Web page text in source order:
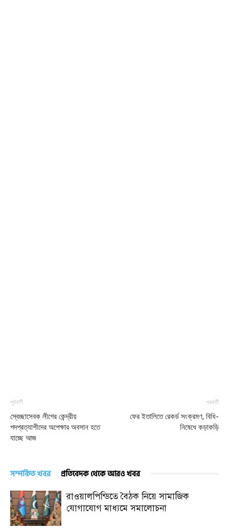
পূর্ববর্তী
স্বেচ্ছাসেবক লীগের কেন্দ্রীয়
পদপ্রত্যাশীদের অপেক্ষার অবসান হতে
যাচ্ছে আজ
পরবর্তী
ফের ইতালিতে রেকর্ড সংক্রমণ, বিধি-
নিষেধে কড়াকড়ি
সম্পর্কিত খবর প্রতিবেদক থেকে আরও খবর
রাওয়ালপিন্ডিতে বৈঠক নিয়ে সামাজিক
যোগাযোগ মাধ্যমে সমালোচনা